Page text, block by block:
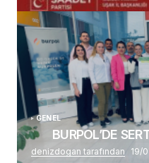
Alaattin Karahan tarafından 14/
GENEL
BURPOL’DE
denizdogan tarafından 19/